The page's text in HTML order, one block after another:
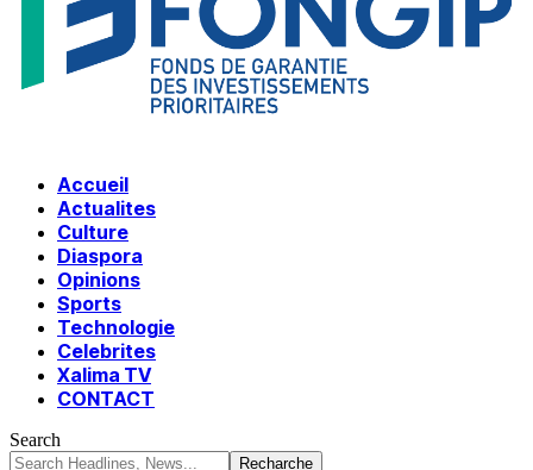
Accueil
Actualites
Culture
Diaspora
Opinions
Sports
Technologie
Celebrites
Xalima TV
CONTACT
Search